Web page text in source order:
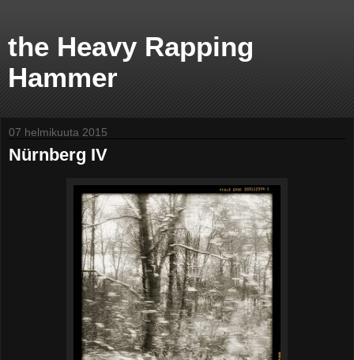
the Heavy Rapping
Hammer
07 helmikuuta 2015
Nürnberg IV